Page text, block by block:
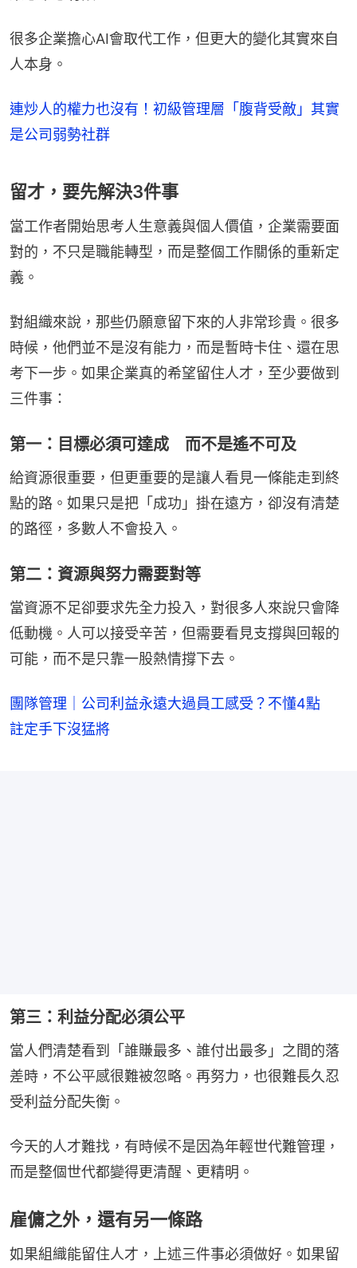
很多企業擔心AI會取代工作，但更大的變化其實來自
人本身。
連炒人的權力也沒有！初級管理層「腹背受敵」其實
是公司弱勢社群
留才，要先解決3件事
當工作者開始思考人生意義與個人價值，企業需要面
對的，不只是職能轉型，而是整個工作關係的重新定
義。
對組織來說，那些仍願意留下來的人非常珍貴。很多
時候，他們並不是沒有能力，而是暫時卡住、還在思
考下一步。如果企業真的希望留住人才，至少要做到
三件事：
第一：目標必須可達成 而不是遙不可及
給資源很重要，但更重要的是讓人看見一條能走到終
點的路。如果只是把「成功」掛在遠方，卻沒有清楚
的路徑，多數人不會投入。
第二：資源與努力需要對等
當資源不足卻要求先全力投入，對很多人來說只會降
低動機。人可以接受辛苦，但需要看見支撐與回報的
可能，而不是只靠一股熱情撐下去。
團隊管理｜公司利益永遠大過員工感受？不懂4點
註定手下沒猛將
第三：利益分配必須公平
當人們清楚看到「誰賺最多、誰付出最多」之間的落
差時，不公平感很難被忽略。再努力，也很難長久忍
受利益分配失衡。
今天的人才難找，有時候不是因為年輕世代難管理，
而是整個世代都變得更清醒、更精明。
雇傭之外，還有另一條路
如果組織能留住人才，上述三件事必須做好。如果留